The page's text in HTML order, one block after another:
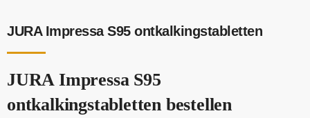
JURA Impressa S95 ontkalkingstabletten
JURA Impressa S95
ontkalkingstabletten bestellen